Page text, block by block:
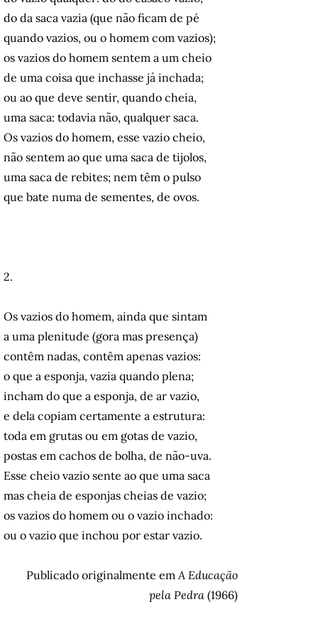
do da saca vazia (que não ficam de pé
quando vazios, ou o homem com vazios);
os vazios do homem sentem a um cheio
de uma coisa que inchasse já inchada;
ou ao que deve sentir, quando cheia,
uma saca: todavia não, qualquer saca.
Os vazios do homem, esse vazio cheio,
não sentem ao que uma saca de tijolos,
uma saca de rebites; nem têm o pulso
que bate numa de sementes, de ovos.
2.
Os vazios do homem, ainda que sintam
a uma plenitude (gora mas presença)
contêm nadas, contêm apenas vazios:
o que a esponja, vazia quando plena;
incham do que a esponja, de ar vazio,
e dela copiam certamente a estrutura:
toda em grutas ou em gotas de vazio,
postas em cachos de bolha, de não-uva.
Esse cheio vazio sente ao que uma saca
mas cheia de esponjas cheias de vazio;
os vazios do homem ou o vazio inchado:
ou o vazio que inchou por estar vazio.
Publicado originalmente emA Educação
pela Pedra (1966)